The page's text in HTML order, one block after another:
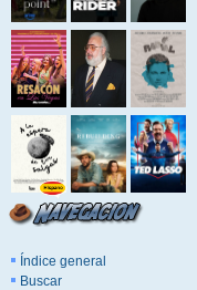
Índice general
Buscar